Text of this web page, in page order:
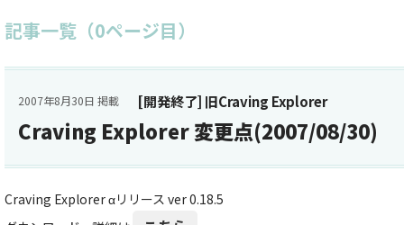
記事一覧（0ページ目）
[開発終了] 旧Craving Explorer
2007年8月30日 掲載
Craving Explorer 変更点(2007/08/30)
Craving Explorer αリリース ver 0.18.5